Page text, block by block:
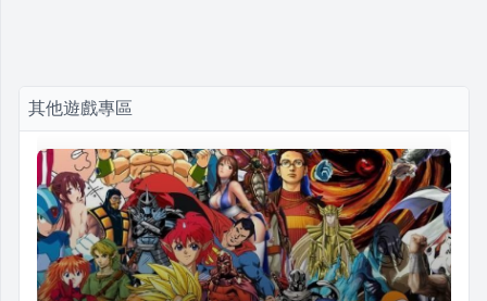
其他遊戲專區